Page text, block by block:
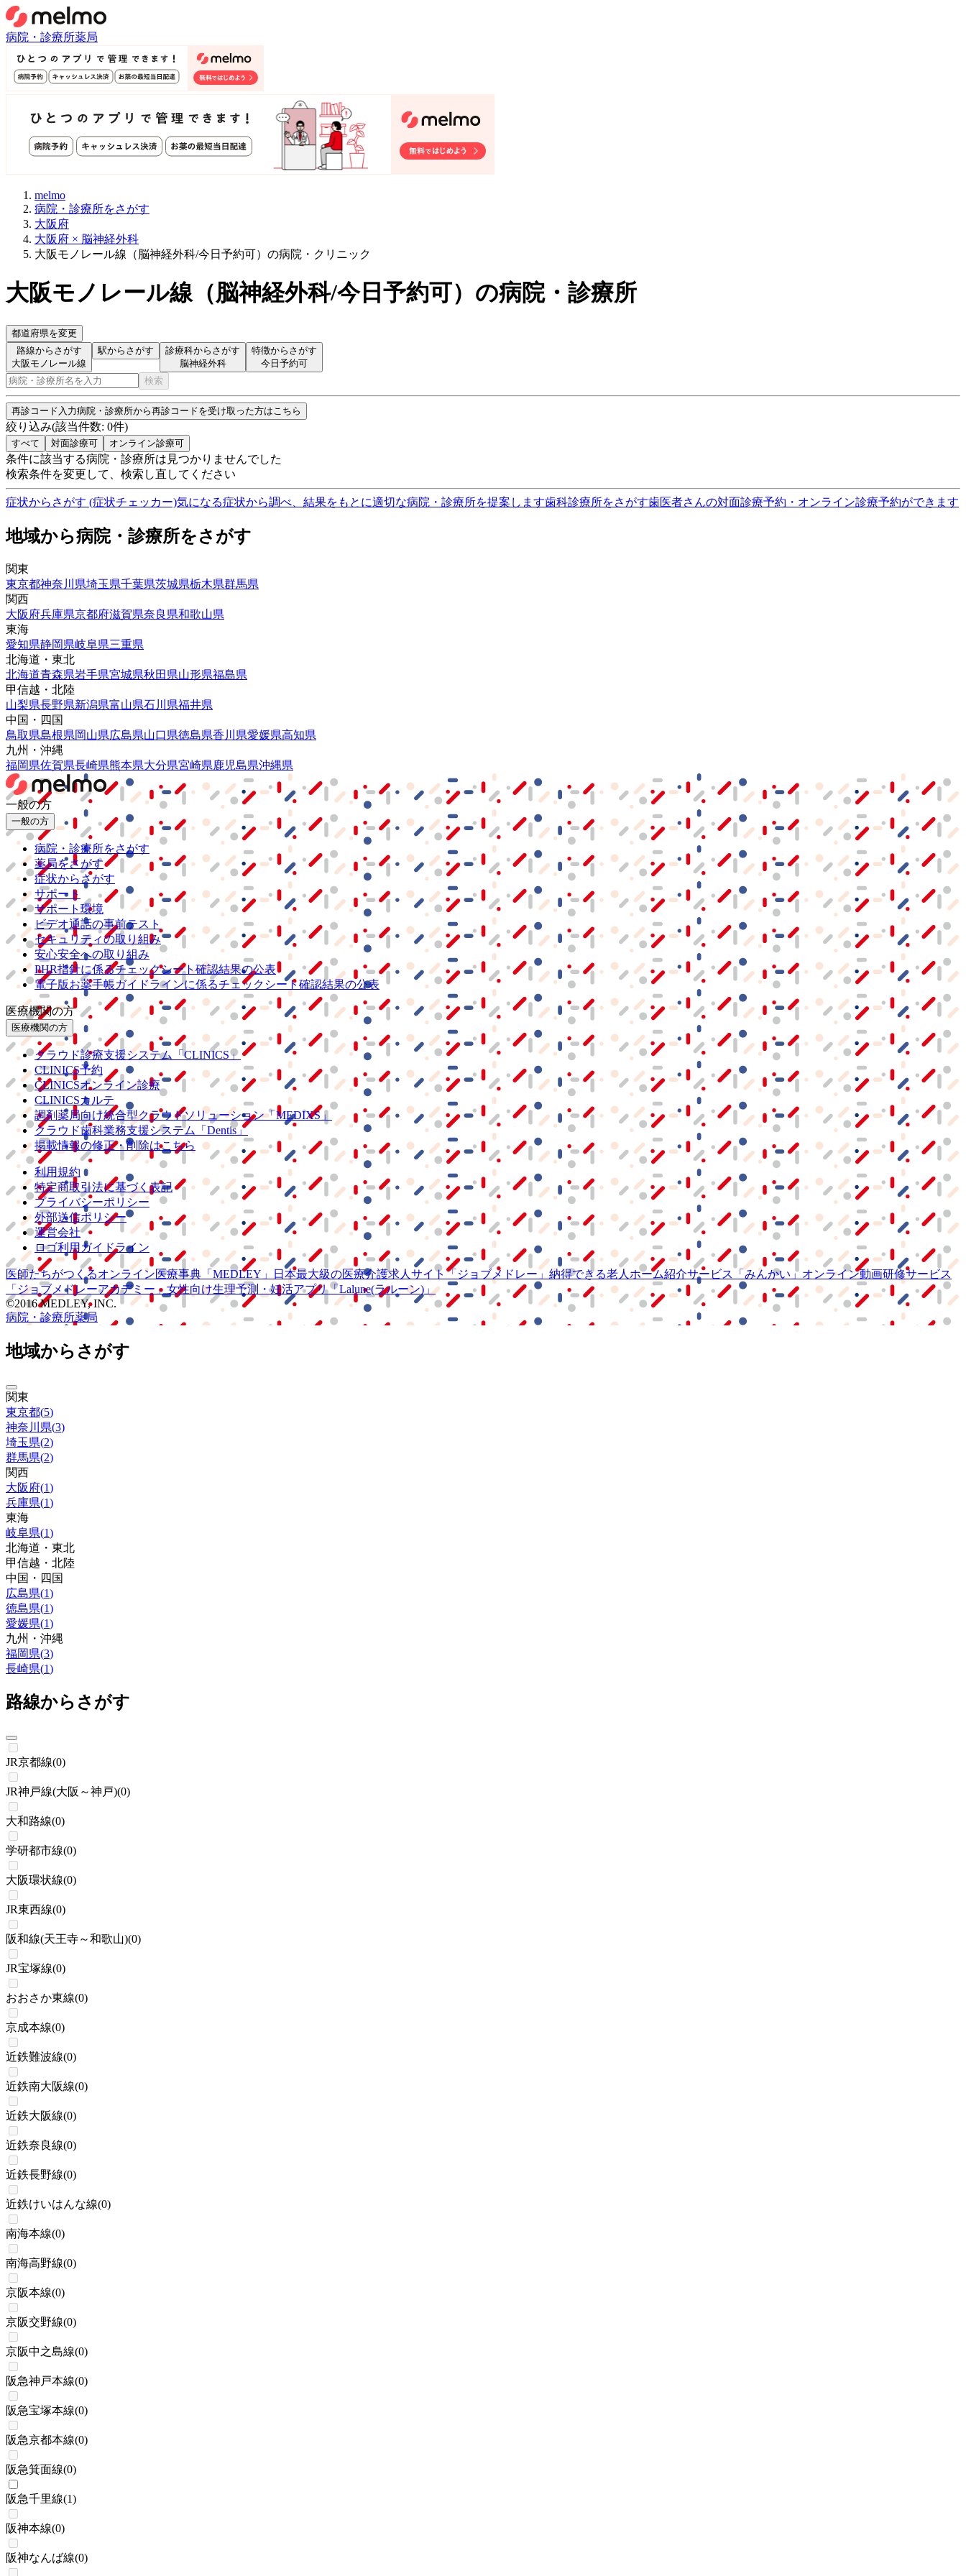
病院・診療所薬局
melmo
病院・診療所をさがす
大阪府
大阪府 × 脳神経外科
大阪モノレール線（脳神経外科/今日予約可）の病院・クリニック
大阪モノレール線（脳神経外科/今日予約可） の病院・診療所
都道府県を変更
路線からさがす
大阪モノレール線
駅からさがす
診療科からさがす
脳神経外科
特徴からさがす
今日予約可
検索
再診コード入力病院・診療所から再診コードを受け取った方はこちら
絞り込み(該当件数: 0件)
すべて 対面診療可 オンライン診療可
条件に該当する病院・診療所は見つかりませんでした
検索条件を変更して、検索し直してください
症状からさがす (症状チェッカー)気になる症状から調べ、結果をもとに適切な病院・診療所を提案します歯科診療所をさがす歯医者さんの対面診療予約・オンライン診療予約ができます
地域から病院・診療所をさがす
関東
東京都神奈川県埼玉県千葉県茨城県栃木県群馬県
関西
大阪府兵庫県京都府滋賀県奈良県和歌山県
東海
愛知県静岡県岐阜県三重県
北海道・東北
北海道青森県岩手県宮城県秋田県山形県福島県
甲信越・北陸
山梨県長野県新潟県富山県石川県福井県
中国・四国
鳥取県島根県岡山県広島県山口県徳島県香川県愛媛県高知県
九州・沖縄
福岡県佐賀県長崎県熊本県大分県宮崎県鹿児島県沖縄県
一般の方
一般の方
病院・診療所をさがす
薬局をさがす
症状からさがす
サポート
サポート環境
ビデオ通話の事前テスト
セキュリティの取り組み
安心安全への取り組み
PHR指針に係るチェックシート確認結果の公表
電子版お薬手帳ガイドラインに係るチェックシート確認結果の公表
医療機関の方
医療機関の方
クラウド診療支援システム
「CLINICS」
CLINICS予約
CLINICSオンライン診療
CLINICSカルテ
調剤薬局向け統合型クラウドソリューション「MEDIXS」
クラウド歯科業務支援システム
「Dentis」
掲載情報の修正・削除はこちら
利用規約
特定商取引法に基づく表記
プライバシーポリシー
外部送信ポリシー
運営会社
ロゴ利用ガイドライン
医師たちがつくるオンライン医療事典 「MEDLEY」 日本最大級の医療介護求人サイト 「ジョブメドレー」 納得できる老人ホーム紹介サービス 「みんかい」 オンライン動画研修サービス
「ジョブメドレーアカデミー」 女性向け生理予測・妊活アプリ「Lalune(ラルーン)」
©2016 MEDLEY, INC.
病院・診療所薬局
地域からさがす
関東
東京都(5)
神奈川県(3)
埼玉県(2)
群馬県(2)
関西
大阪府(1)
兵庫県(1)
東海
岐阜県(1)
北海道・東北
甲信越・北陸
中国・四国
広島県(1)
徳島県(1)
愛媛県(1)
九州・沖縄
福岡県(3)
長崎県(1)
路線からさがす
JR京都線(0)
JR神戸線(大阪～神戸)(0)
大和路線(0)
学研都市線(0)
大阪環状線(0)
JR東西線(0)
阪和線(天王寺～和歌山)(0)
JR宝塚線(0)
おおさか東線(0)
京成本線(0)
近鉄難波線(0)
近鉄南大阪線(0)
近鉄大阪線(0)
近鉄奈良線(0)
近鉄長野線(0)
近鉄けいはんな線(0)
南海本線(0)
南海高野線(0)
京阪本線(0)
京阪交野線(0)
京阪中之島線(0)
阪急神戸本線(0)
阪急宝塚本線(0)
阪急京都本線(0)
阪急箕面線(0)
阪急千里線(1)
阪神本線(0)
阪神なんば線(0)